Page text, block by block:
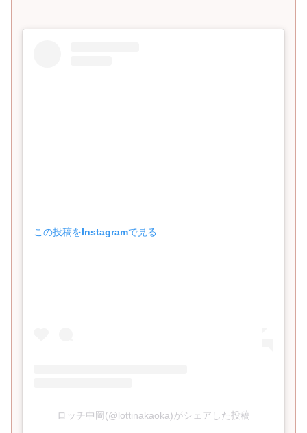
この投稿をInstagramで見る
ロッチ中岡(@lottinakaoka)がシェアした投稿